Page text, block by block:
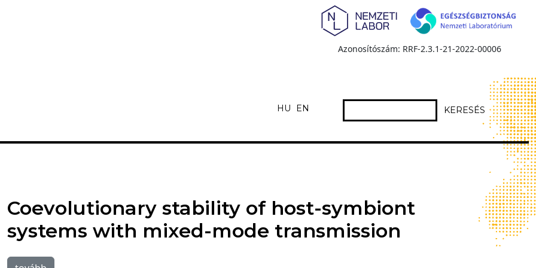
Azonosítószám: RRF-2.3.1-21-2022-00006
HU EN KERESÉS
Coevolutionary stability of host-symbiont
systems with mixed-mode transmission